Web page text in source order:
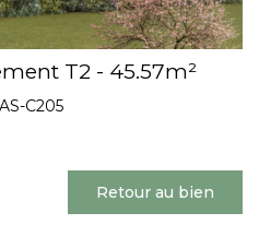
T2 - 45.57m²
C205
Retour au bien